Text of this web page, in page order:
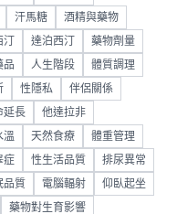
汗馬糖 酒精與藥物
達泊西汀 藥物劑量
品 人生階段 體質調理
性隱私 伴侶關係
延長 他達拉非
溫 天然食療 體重管理
症 性生活品質 排尿異常
品質 電腦輻射 仰臥起坐
藥物對生育影響